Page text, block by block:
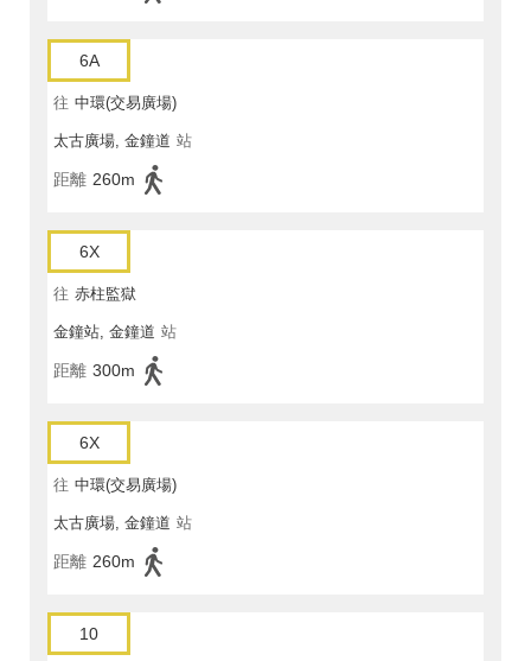
6A
往 中環(交易廣場)
太古廣場, 金鐘道 站
距離 260m
6X
往 赤柱監獄
金鐘站, 金鐘道 站
距離 300m
6X
往 中環(交易廣場)
太古廣場, 金鐘道 站
距離 260m
10